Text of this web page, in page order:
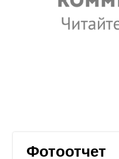
Фотоотчет